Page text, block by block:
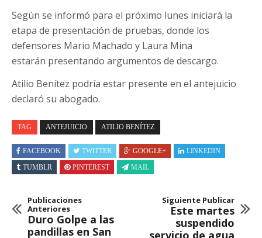
Según se informó para el próximo lunes iniciará la
etapa de presentación de pruebas, donde los
defensores Mario Machado y Laura Mina
estarán presentando argumentos de descargo.
Atilio Benítez podría estar presente en el antejuicio
declaró su abogado.
TAG ANTEJUICIO ATILIO BENÍTEZ
FACEBOOK TWITTER GOOGLE+
LINKEDIN
TUMBLR
PINTEREST MAIL
Publicaciones
Anteriores
Duro Golpe a las
pandillas en San
Siguiente Publicar
Este martes
suspendido
servicio de agua